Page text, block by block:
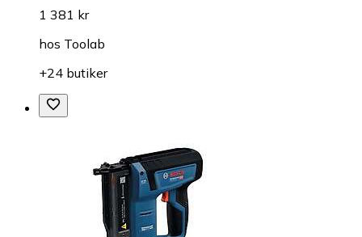
1 381 kr
hos Toolab
+24 butiker